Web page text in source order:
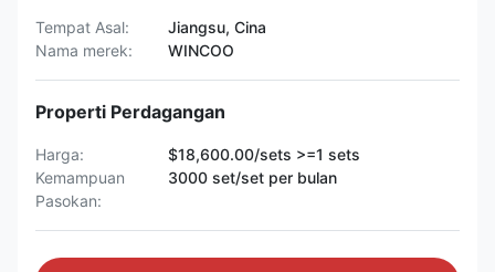
Tempat Asal:
Jiangsu, Cina
Nama merek:
WINCOO
Properti Perdagangan
Harga:
$18,600.00/sets >=1 sets
Kemampuan
Pasokan:
3000 set/set per bulan